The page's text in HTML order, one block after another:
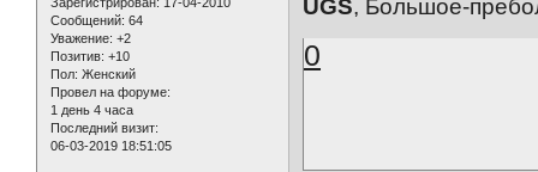
Зарегистрирован: 17-04-2010
Сообщений: 64
Уважение: +2
Позитив: +10
Пол: Женский
Провел на форуме:
1 день 4 часа
Последний визит:
06-03-2019 18:51:05
UGS, Большое-
0